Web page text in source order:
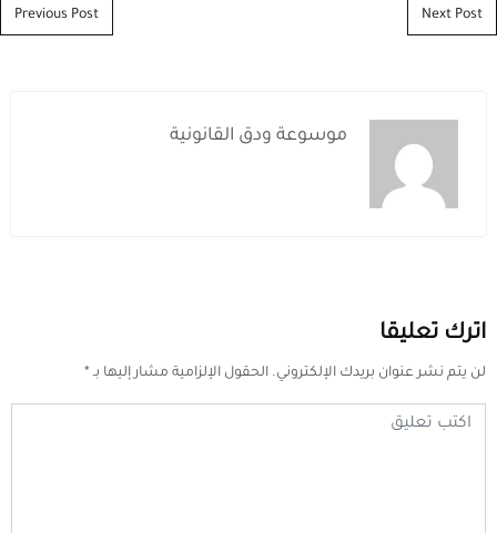
Post navigation
Previous Post Next Post
موسوعة ودق القانونية
اترك تعليقا
لن يتم نشر عنوان بريدك الإلكتروني. الحقول الإلزامية مشار إليها بـ *